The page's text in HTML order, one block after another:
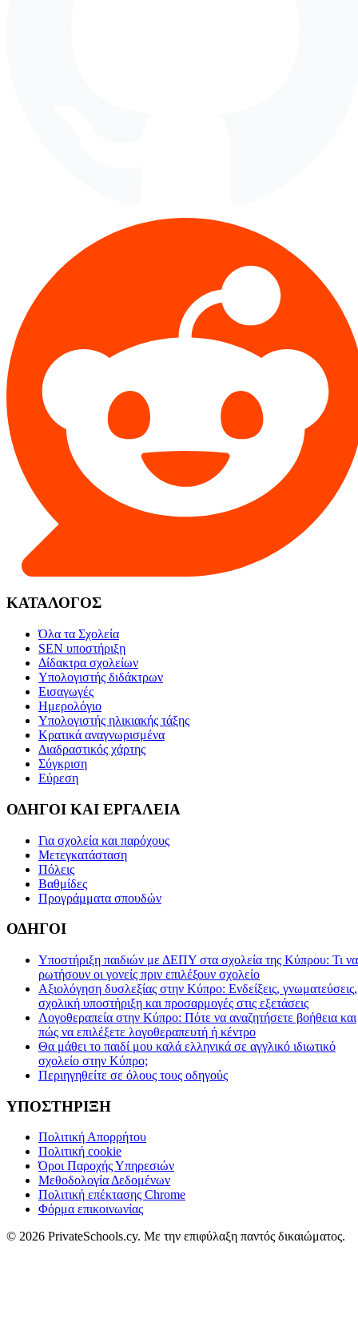
ΚΑΤΑΛΟΓΟΣ
Όλα τα Σχολεία
SEN υποστήριξη
Δίδακτρα σχολείων
Υπολογιστής διδάκτρων
Εισαγωγές
Ημερολόγιο
Υπολογιστής ηλικιακής τάξης
Κρατικά αναγνωρισμένα
Διαδραστικός χάρτης
Σύγκριση
Εύρεση
ΟΔΗΓΟΙ ΚΑΙ ΕΡΓΑΛΕΙΑ
Για σχολεία και παρόχους
Μετεγκατάσταση
Πόλεις
Βαθμίδες
Προγράμματα σπουδών
ΟΔΗΓΟΙ
Υποστήριξη παιδιών με ΔΕΠΥ στα σχολεία της Κύπρου: Τι να
ρωτήσουν οι γονείς πριν επιλέξουν σχολείο
Αξιολόγηση δυσλεξίας στην Κύπρο: Ενδείξεις, γνωματεύσεις,
σχολική υποστήριξη και προσαρμογές στις εξετάσεις
Λογοθεραπεία στην Κύπρο: Πότε να αναζητήσετε βοήθεια και
πώς να επιλέξετε λογοθεραπευτή ή κέντρο
Θα μάθει το παιδί μου καλά ελληνικά σε αγγλικό ιδιωτικό
σχολείο στην Κύπρο;
Περιηγηθείτε σε όλους τους οδηγούς
ΥΠΟΣΤΗΡΙΞΗ
Πολιτική Απορρήτου
Πολιτική cookie
Όροι Παροχής Υπηρεσιών
Μεθοδολογία Δεδομένων
Πολιτική επέκτασης Chrome
Φόρμα επικοινωνίας
© 2026 PrivateSchools.cy. Με την επιφύλαξη παντός δικαιώματος.